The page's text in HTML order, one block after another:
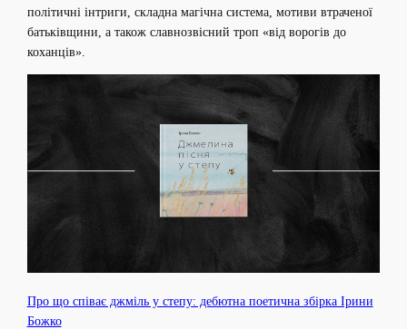
політичні інтриги, складна магічна система, мотиви втраченої
батьківщини, а також славнозвісний троп «від ворогів до
коханців».
Про що співає джміль у степу: дебютна поетична збірка Ірини
Божко